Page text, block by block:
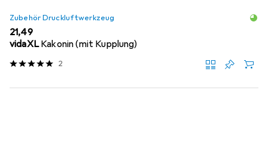
Zubehör Druckluftwerkzeug
EUR
21,49
vidaXL Kakonin (mit Kupplung)
2